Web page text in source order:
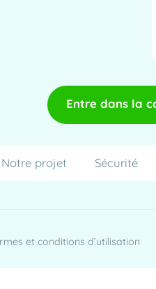
Entre dans la
Notre projet Sécurité
et conditions d’utilisation